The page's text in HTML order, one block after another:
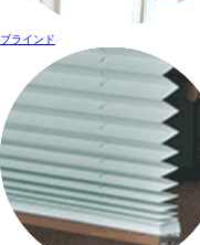
ブラインド